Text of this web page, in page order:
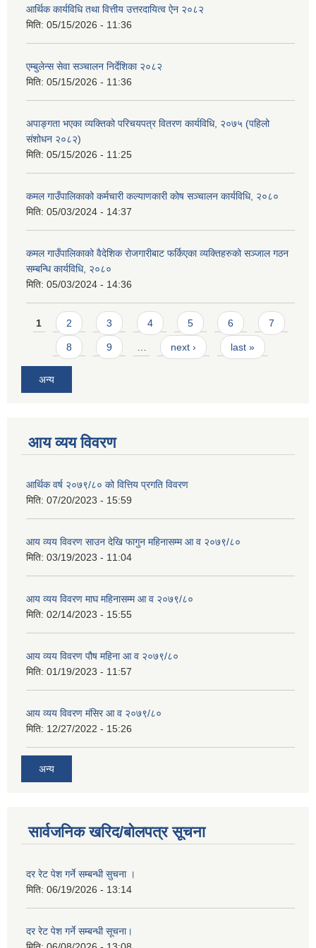
आर्थिक कार्यविधि तथा वित्तीय उत्तरदायित्व ऐन २०८२
मिति: 05/15/2026 - 11:36
एम्बुलेन्स सेवा सञ्चालन निर्देशिका २०८२
मिति: 05/15/2026 - 11:36
अपाङ्गता भएका व्यक्तिको परिचयपत्र वितरण कार्यविधि, २०७५ (पहिलो
संशोधन २०८२)
मिति: 05/15/2026 - 11:25
कमल गाउँपालिकाको कर्मचारी कल्याणकारी कोष सञ्चालन कार्यविधि, २०८०
मिति: 05/03/2024 - 14:37
कमल गाउँपालिकाको वैदेशिक रोजगारीबाट फर्किएका व्यक्तिहरुको सञ्जाल गठन
सम्बन्धि कार्यविधि, २०८०
मिति: 05/03/2024 - 14:36
Pages
1 2 3 4 5 6 7
8 9 next › last »
अन्य
आय व्यय विवरण
आर्थिक वर्ष २०७९/८० को वित्तिय प्रगति विवरण
मिति: 07/20/2023 - 15:59
आय व्यय विवरण साउन देखि फागुन महिनासम्म आ व २०७९/८०
मिति: 03/19/2023 - 11:04
आय व्यय विवरण माघ महिनासम्म आ व २०७९/८०
मिति: 02/14/2023 - 15:55
आय व्यय विवरण पौष महिना आ व २०७९/८०
मिति: 01/19/2023 - 11:57
आय व्यय विवरण मंसिर आ व २०७९/८०
मिति: 12/27/2022 - 15:26
अन्य
सार्वजनिक खरिद/बोलपत्र सूचना
दर रेट पेश गर्ने सम्बन्धी सुचना ।
मिति: 06/19/2026 - 13:14
दर रेट पेश गर्ने सम्बन्धी सूचना।